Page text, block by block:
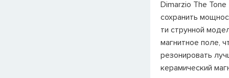
Dimarzio The
сохранить
ти струнной
магнитное поле,
резонировать
керамический